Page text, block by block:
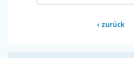
‹ zurück